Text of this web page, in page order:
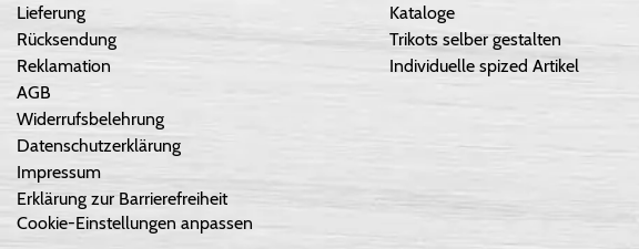
Lieferung
Rücksendung
Reklamation
AGB
Widerrufsbelehrung
Datenschutzerklärung
Impressum
Erklärung zur Barrierefreiheit
Cookie-Einstellungen anpassen
Kataloge
Trikots selber gestalten
Individuelle spized Artikel